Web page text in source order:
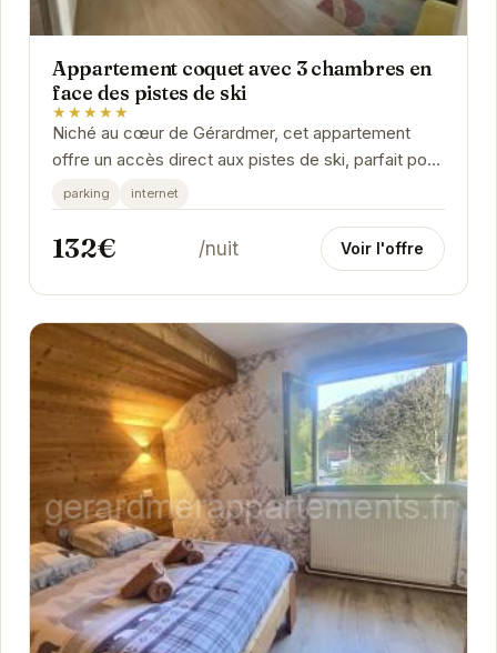
Appartement coquet avec 3 chambres en
face des pistes de ski
★★★★★
Niché au cœur de Gérardmer, cet appartement
offre un accès direct aux pistes de ski, parfait pour
les passionnés de glisse. Avec ses 3 chambres...
parking internet
132€ /nuit Voir l'offre